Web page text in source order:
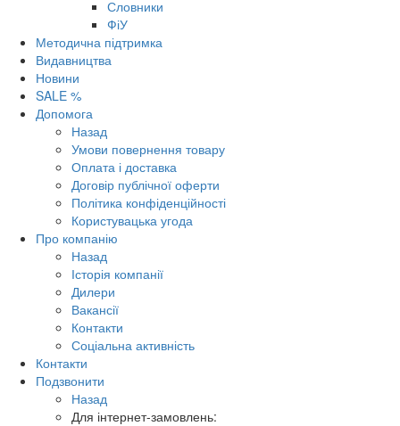
Словники
ФіУ
Методична підтримка
Видавництва
Новини
SALE %
Допомога
Назад
Умови повернення товару
Оплата і доставка
Договір публічної оферти
Політика конфіденційності
Користувацька угода
Про компанію
Назад
Історія компанії
Дилери
Вакансії
Контакти
Соціальна активність
Контакти
Подзвонити
Назад
Для інтернет-замовлень: